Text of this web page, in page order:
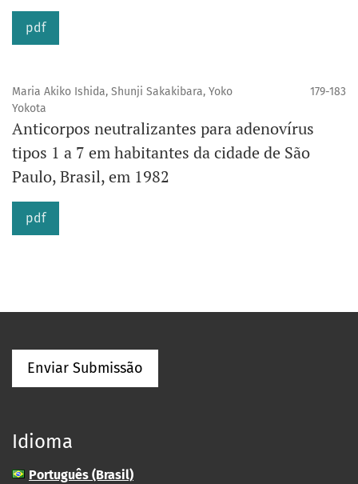
pdf
Maria Akiko Ishida, Shunji Sakakibara, Yoko
Yokota
179-183
Anticorpos neutralizantes para adenovírus
tipos 1 a 7 em habitantes da cidade de São
Paulo, Brasil, em 1982
pdf
Enviar Submissão
Idioma
Português (Brasil)